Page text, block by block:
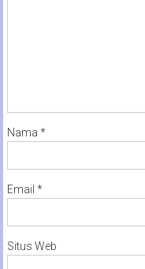
Nama *
Email *
Situs Web